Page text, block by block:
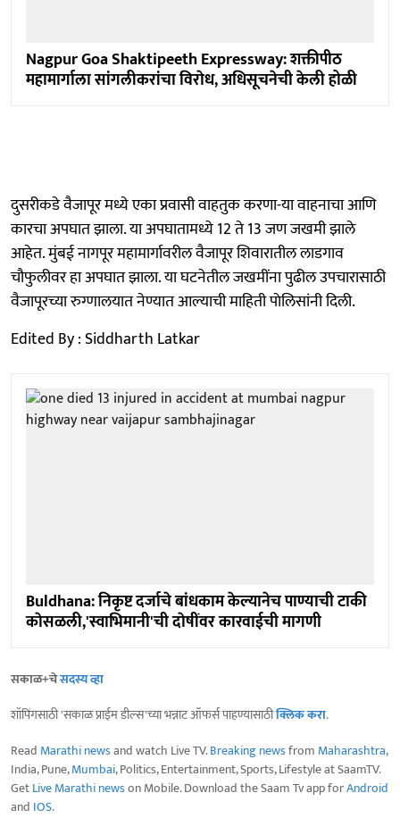
Nagpur Goa Shaktipeeth Expressway: शक्तीपीठ
महामार्गाला सांगलीकरांचा विराेध, अधिसूचनेची केली होळी
दुसरीकडे वैजापूर मध्ये एका प्रवासी वाहतुक करणा-या वाहनाचा आणि
कारचा अपघात झाला. या अपघातामध्ये 12 ते 13 जण जखमी झाले
आहेत. मुंबई नागपूर महामार्गावरील वैजापूर शिवारातील लाडगाव
चौफुलीवर हा अपघात झाला. या घटनेतील जखमींना पुढील उपचारासाठी
वैजापूरच्या रुग्णालयात नेण्यात आल्याची माहिती पाेलिसांनी दिली.
Edited By : Siddharth Latkar
Buldhana: निकृष्ट दर्जाचे बांधकाम केल्यानेच पाण्याची टाकी
काेसळली,'स्वाभिमानी'ची दाेषींवर कारवाईची मागणी
सकाळ+चेसदस्य व्हा
शॉपिंगसाठी 'सकाळ प्राईम डील्स'च्या भन्नाट ऑफर्स पाहण्यासाठीक्लिक करा.
Read Marathi newsand watch Live TV.Breaking newsfrom Maharashtra,
India, Pune,Mumbai, Politics, Entertainment, Sports, Lifestyle at SaamTV.
GetLive Marathi newson Mobile. Download the Saam Tv app forAndroid
and IOS.